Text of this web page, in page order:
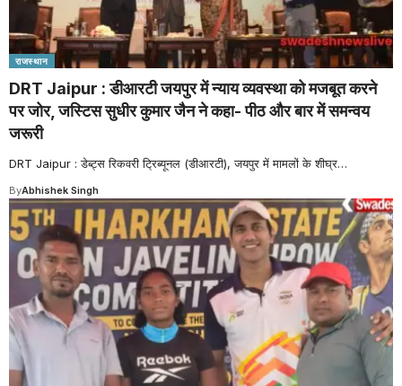
राजस्थान
DRT Jaipur : डीआरटी जयपुर में न्याय व्यवस्था को मजबूत करने
पर जोर, जस्टिस सुधीर कुमार जैन ने कहा- पीठ और बार में समन्वय
जरूरी
DRT Jaipur : डेब्ट्स रिकवरी ट्रिब्यूनल (डीआरटी), जयपुर में मामलों के शीघ्र…
ByAbhishek Singh